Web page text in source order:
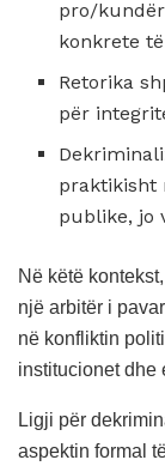
pro/
konkrete
Retorika
për
praktikisht
publike, jo
Në këtë
një arbitër i
në konfliktin
institucionet dhe
Ligji për
aspektin formal